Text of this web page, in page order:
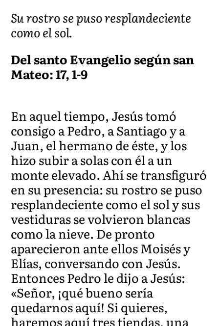
Su rostro se puso resplandeciente
como el sol.
Del santo Evangelio según san
Mateo: 17, 1-9
En aquel tiempo, Jesús tomó
consigo a Pedro, a Santiago y a
Juan, el hermano de éste, y los
hizo subir a solas con él a un
monte elevado. Ahí se transfiguró
en su presencia: su rostro se puso
resplandeciente como el sol y sus
vestiduras se volvieron blancas
como la nieve. De pronto
aparecieron ante ellos Moisés y
Elías, conversando con Jesús.
Entonces Pedro le dijo a Jesús:
«Señor, ¡qué bueno sería
quedarnos aquí! Si quieres,
haremos aquí tres tiendas, una